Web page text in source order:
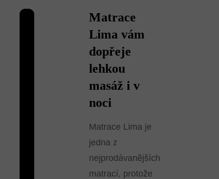
Matrace
Lima vám
dopřeje
lehkou
masáž i v
noci
Matrace Lima je
jedna z
nejprodávanějších
matrací, protože